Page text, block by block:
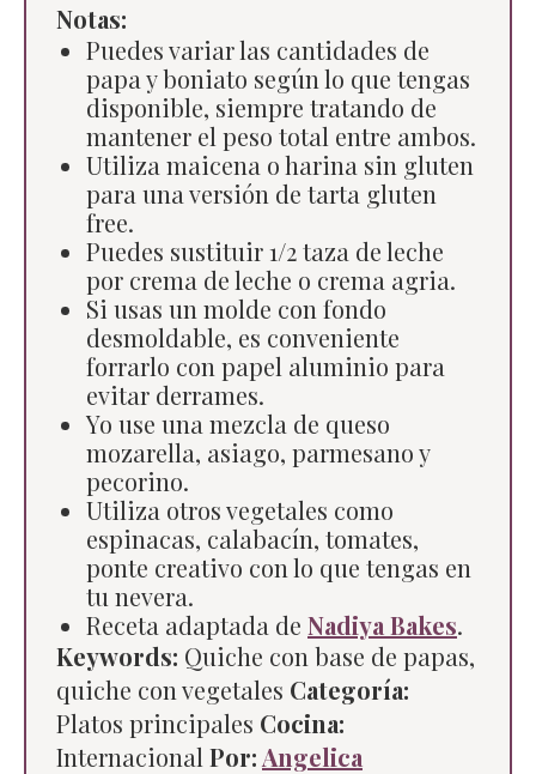
Notas:
Puedes variar las cantidades de
papa y boniato según lo que tengas
disponible, siempre tratando de
mantener el peso total entre ambos.
Utiliza maicena o harina sin gluten
para una versión de tarta gluten
free.
Puedes sustituir 1/2 taza de leche
por crema de leche o crema agria.
Si usas un molde con fondo
desmoldable, es conveniente
forrarlo con papel aluminio para
evitar derrames.
Yo use una mezcla de queso
mozarella, asiago, parmesano y
pecorino.
Utiliza otros vegetales como
espinacas, calabacín, tomates,
ponte creativo con lo que tengas en
tu nevera.
Receta adaptada de Nadiya Bakes.
Keywords: Quiche con base de papas,
quiche con vegetales Categoría:
Platos principales Cocina:
Internacional Por:Angelica